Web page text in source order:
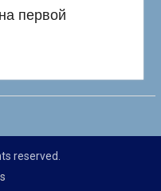
первой
reserved.